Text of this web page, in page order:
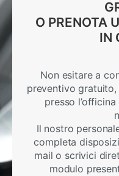
O PRENOTA
IN
Non esitare a
preventivo
presso
Il nostro
completa
mail o scrivici
modulo